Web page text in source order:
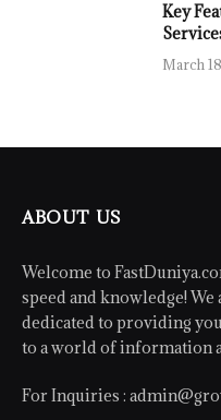
Key
March
ABOUT US
Welcome to
speed and knowledge!
dedicated to providing
to a world of information
For Inquiries :